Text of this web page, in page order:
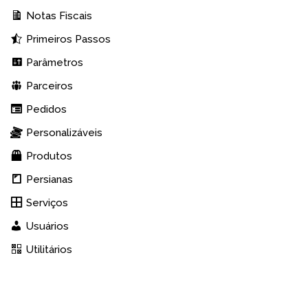
Notas Fiscais
Primeiros Passos
Parâmetros
Parceiros
Pedidos
Personalizáveis
Produtos
Persianas
Serviços
Usuários
Utilitários